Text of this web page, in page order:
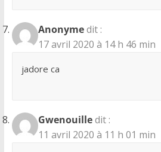
Anonymedit :
17 avril 2020 à 14 h 46 min
jadore ca
Gwenouilledit :
11 avril 2020 à 11 h 01 min